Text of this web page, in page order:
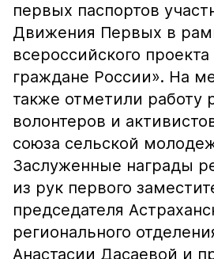
первых паспортов
Движения Первых в
всероссийского
граждане России». На
также отметили работу
волонтеров и
союза сельской
Заслуженные награды
из рук первого
председателя
регионального
Анастасии Дасаевой и